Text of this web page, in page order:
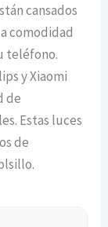
cansados
comodidad
teléfono.
y Xiaomi
de
Estas luces
de